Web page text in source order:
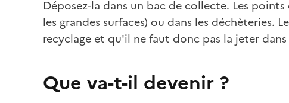
Déposez-la dans un bac de collecte. Les
les grandes surfaces) ou dans les
recyclage et qu'il ne faut donc pas la jeter
Que va-t-il devenir ?